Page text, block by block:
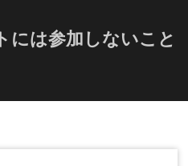
には参加しないこと